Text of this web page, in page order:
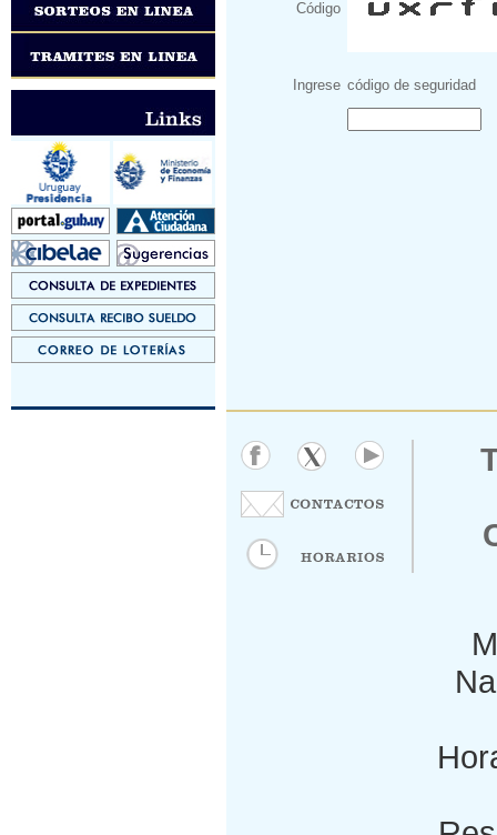
Código
Ingrese código de seguridad